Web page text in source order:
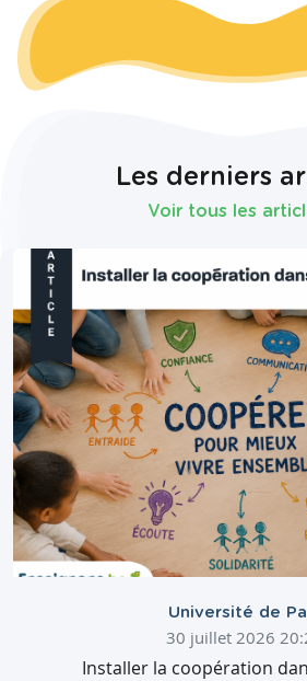
Les derniers
Voir tous les
Université de
30 juillet 2026
Installer la coopération